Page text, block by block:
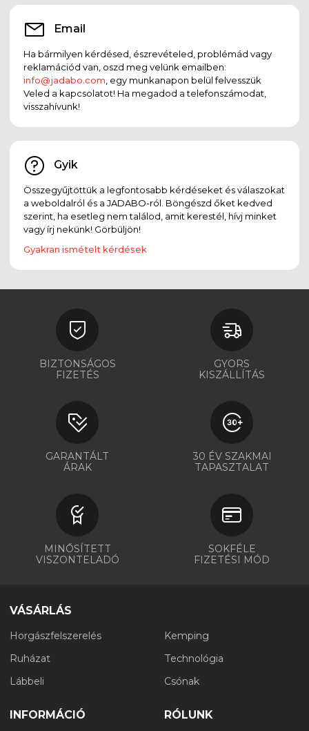
Email
Ha bármilyen kérdésed, észrevételed, problémád vagy
reklamációd van, oszd meg velünk emailben:
info@jadabo.com , egy munkanapon belül felvesszük
Veled a kapcsolatot! Ha megadod a telefonszámodat,
visszahívunk!
Gyik
Összegyűjtöttük a legfontosabb kérdéseket és válaszokat
a weboldalról és a JADABO-ról. Böngészd őket kedved
szerint, ha esetleg nem találod, amit kerestél, hívj minket
vagy írj nekünk! Görbüljön!
Gyakran ismételt kérdések
BIZTONSÁGOS
FIZETÉS
GYORS
KISZÁLLÍTÁS
GARANTÁLT
ÁRAK
30 ÉV SZAKMAI
TAPASZTALAT
MINŐSÍTETT
VISZONTELADÓ
SOKFÉLE
FIZETÉSI MÓD
VÁSÁRLÁS
Horgászfelszerelés
Ruházat
Lábbeli
Kemping
Technológia
Csónak
INFORMÁCIÓ RÓLUNK